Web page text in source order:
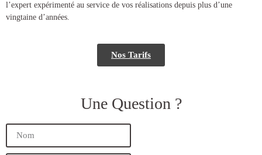
l’expert expérimenté au service de vos réalisations depuis plus d’une
vingtaine d’années.
Nos Tarifs
Une Question ?